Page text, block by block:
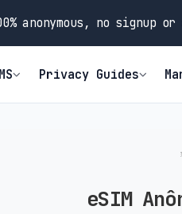
anonymous, no signup
Privacy Guides
eSIM